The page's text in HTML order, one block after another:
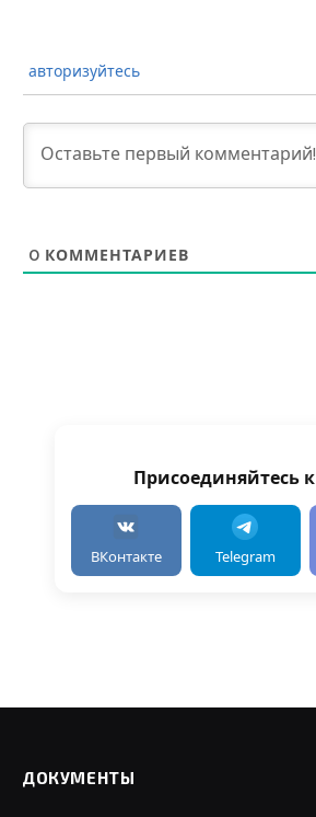
авторизуйтесь
0 КОММЕНТАРИЕВ
Присоединяйтесь
ВКонтакте Telegram
ДОКУМЕНТЫ